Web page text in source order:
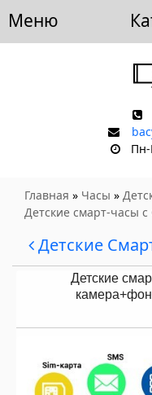
МенюДоставка и оплата
Пн-
Главная » Часы »
Детские смарт-часы с
Детские
Детские